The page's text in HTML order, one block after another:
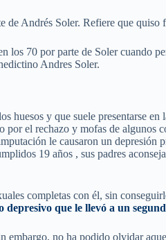
Andrés Soler. Refiere que
70 por parte de Soler cuando
Andres Soler.
y que suele presentarse
el rechazo y mofas de
le causaron un depresión
19 años , sus padres
completas con él, sin
depresivo que le llevó a un
no ha podido olvidar